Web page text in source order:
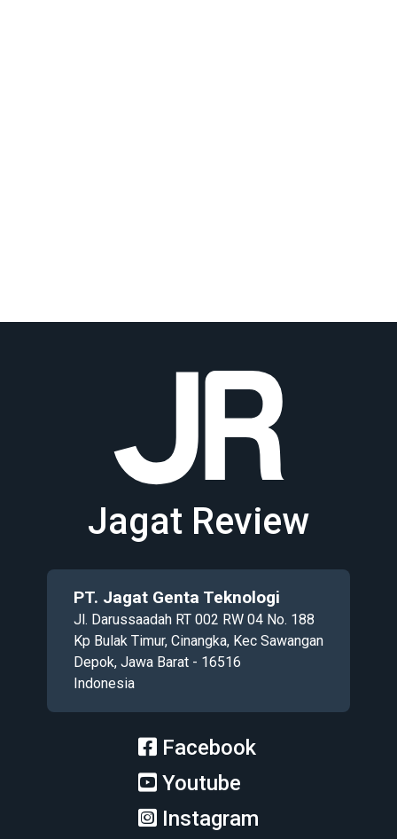
Jagat Review
PT. Jagat Genta Teknologi
Jl. Darussaadah RT 002 RW 04 No. 188
Kp Bulak Timur, Cinangka, Kec Sawangan
Depok, Jawa Barat - 16516
Indonesia
Facebook
Youtube
Instagram